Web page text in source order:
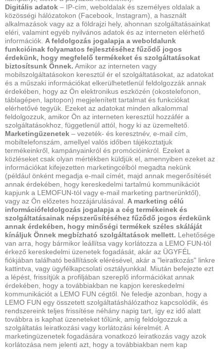
Digitális adatok – IP-cím, weboldalak és személyes oldalak a
közösségi hálózatokon (Facebook, Instagram), a használt
alkalmazások vagy az a földrajzi hely, ahonnan szolgáltatásainkat
eléri, valamint egyéb nyilvános adatok és az interneten elérhető
információk. A feldolgozás jogalapja a weboldalunk
funkcióinak folyamatos fejlesztéséhez fűződő jogos
érdekünk, hogy megfelelő termékeket és szolgáltatásokat
biztosítsunk Önnek. Amikor az interneten vagy
mobilszolgáltatásokon keresztül ér el szolgáltatásokat, az adatokat
és a műszaki információkat elkerülhetetlenül feldolgozzák annak
érdekében, hogy az Ön elektronikus eszközén (okostelefonon,
táblagépen, laptopon) megjelenített tartalmat és funkciókat
elérhetővé tegyük. Ezeket az adatokat minden alkalommal
feldolgozzuk, amikor Ön az interneten keresztül hozzáfér a
szolgáltatásokhoz, függetlenül attól, hogy ki az üzemeltető.
Marketingüzenetek – vezeték- és keresztnév, e-mail cím,
mobiltelefonszám, amellyel valós időben tájékoztatjuk
termékeinkről, kampányainkról és promócióinkról. Ezeket a
közléseket csak olyan mértékben küldjük el, amennyiben ezeket az
információkat kifejezetten marketingcélból megadta nekünk
(például önként megadja e-mail címét, majd annak megerősítését
annak érdekében, hogy kereskedelmi tartalmú kommunikációt
kapjunk a LEMOFUN-tól vagy e-mail marketing partnerünktől),
vagy az Ön előzetes hozzájárulásával. A marketing célú
információfeldolgozás jogalapja a cég termékeinek és
szolgáltatásainak népszerűsítéséhez fűződő jogos érdekünk
annak érdekében, hogy minőségi termékek széles skáláját
kínáljuk Önnek megbízható szolgáltatások mellett. Lehetősége
van arra, hogy bármikor leállítsa vagy korlátozza a LEMO FUN-tól
érkező kereskedelmi üzenetek fogadását, akár az ÜGYFÉL
fiókjában található beállítások elérésével, akár a "leiratkozás" linkre
kattintva, vagy ügyfélkapcsolati osztályunkkal. Miután befejezte ezt
a lépést, frissítjük a profiljában szereplő információkat annak
érdekében, hogy a továbbiakban ne kapjon kereskedelmi
kommunikációt a LEMO FUN cégtől. Ne feledje azonban, hogy a
LEMO FUN egy összetett szolgáltatáshálózathoz kapcsolódik, és
rendszereink teljes frissítése néhány napig tart, így ez idő alatt
továbbra is kaphat üzeneteket tőlünk, amíg feldolgozzuk a
szolgáltatás leiratkozási vagy korlátozási kérelmét. A
marketingüzenetek fogadására vonatkozó leiratkozás vagy azok
korlátozása nem jelenti azt, hogy a továbbiakban nem kap